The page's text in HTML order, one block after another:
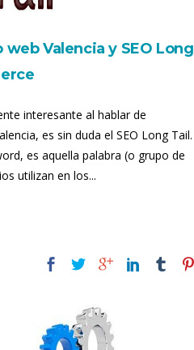
Valencia y SEO Long
interesante al hablar de
es sin duda el SEO Long Tail.
es aquella palabra (o grupo de
utilizan en los...